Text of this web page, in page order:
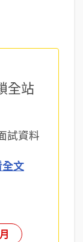
全站
試資料
文